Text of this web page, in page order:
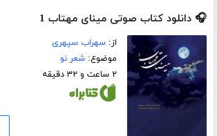
🎧 دانلود کتاب صوتی مینای مهتاب 1
از:سهراب سپهری
موضوع:شعر نو
۲ ساعت و ۳۲ دقیقه